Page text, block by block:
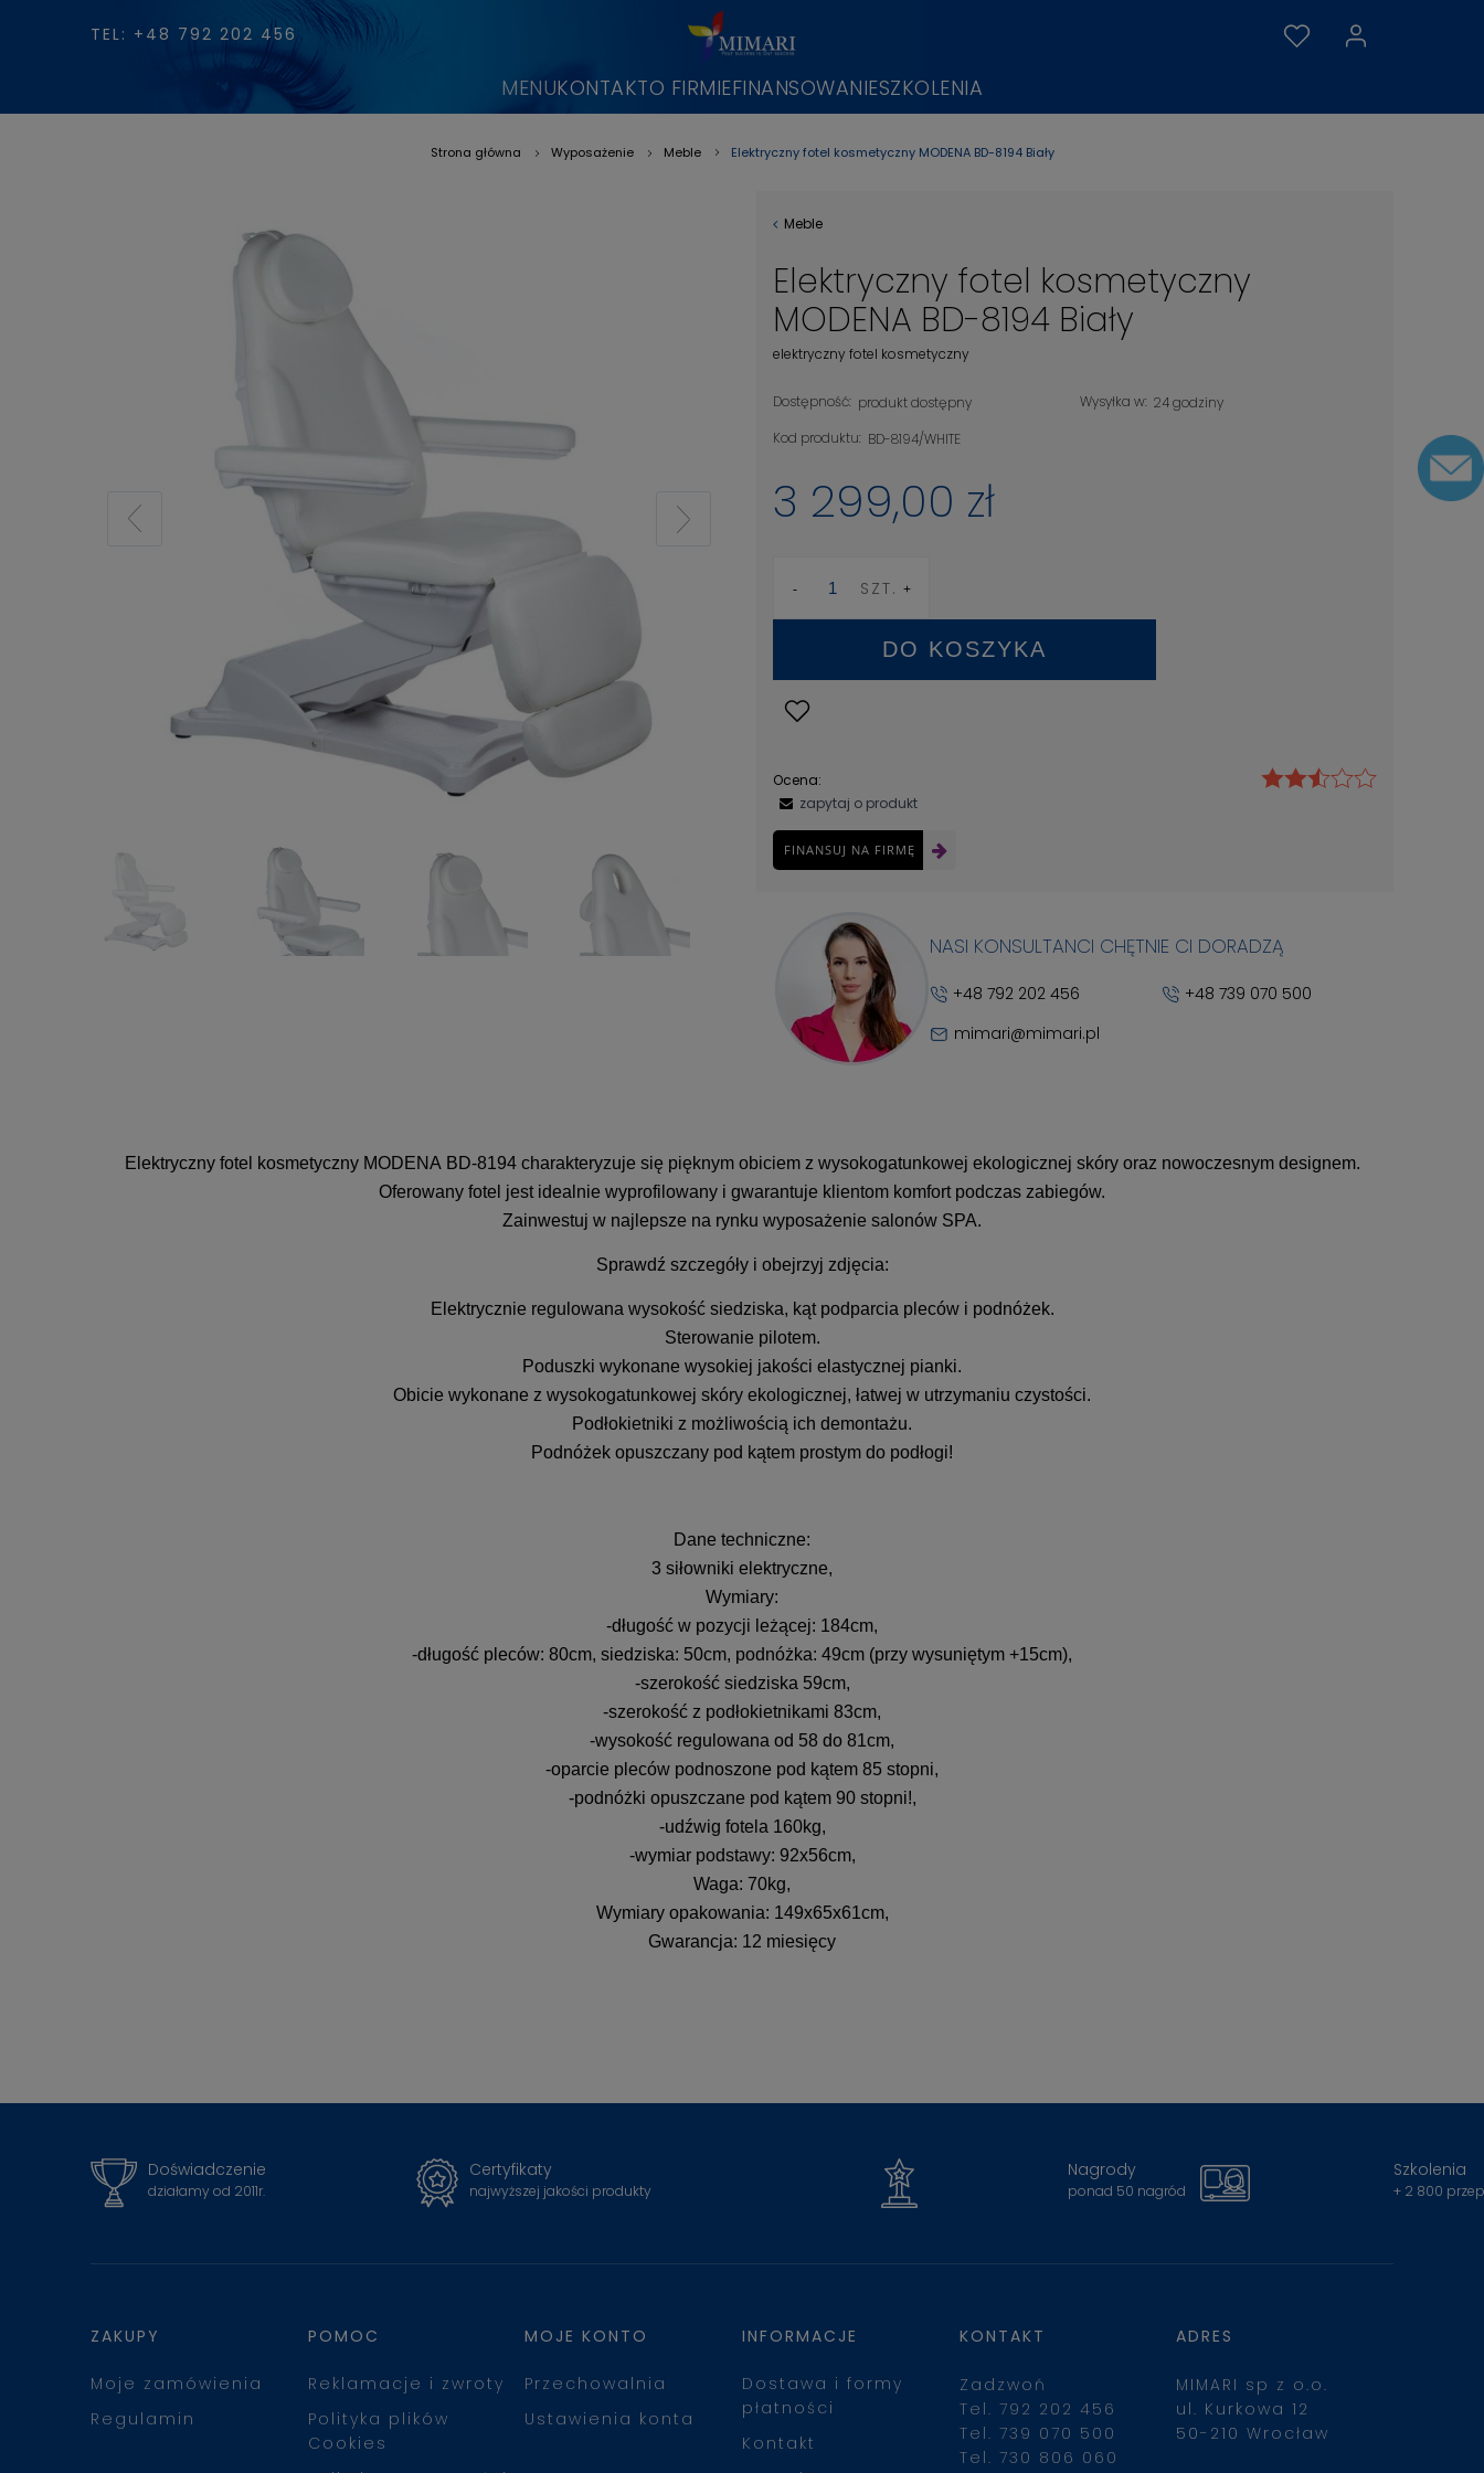
TEL: +48 792 202 456
MENUKONTAKTO FIRMIEFINANSOWANIESZKOLENIA
Strona główna Wyposażenie Meble Elektryczny fotel kosmetyczny MODENA BD-8194 Biały
Meble
Elektryczny fotel kosmetyczny
MODENA BD-8194 Biały
elektryczny fotel kosmetyczny
Dostępność: produkt dostępny Wysyłka w: 24 godziny
Kod produktu: BD-8194/WHITE
3 299,00 zł
SZT.
DO KOSZYKA
Ocena:
zapytaj o produkt
FINANSUJ NA FIRMĘ
NASI KONSULTANCI CHĘTNIE CI DORADZĄ
+48 792 202 456
+48 739 070 500
mimari@mimari.pl
Elektryczny fotel kosmetyczny MODENA BD-8194 charakteryzuje się pięknym obiciem z wysokogatunkowej ekologicznej skóry oraz nowoczesnym designem.
Oferowany fotel jest idealnie wyprofilowany i gwarantuje klientom komfort podczas zabiegów.
Zainwestuj w najlepsze na rynku wyposażenie salonów SPA.
Sprawdź szczegóły i obejrzyj zdjęcia:
Elektrycznie regulowana wysokość siedziska, kąt podparcia pleców i podnóżek.
Sterowanie pilotem.
Poduszki wykonane wysokiej jakości elastycznej pianki.
Obicie wykonane z wysokogatunkowej skóry ekologicznej, łatwej w utrzymaniu czystości.
Podłokietniki z możliwością ich demontażu.
Podnóżek opuszczany pod kątem prostym do podłogi!
Dane techniczne:
3 siłowniki elektryczne,
Wymiary:
-długość w pozycji leżącej: 184cm,
-długość pleców: 80cm, siedziska: 50cm, podnóżka: 49cm (przy wysuniętym +15cm),
-szerokość siedziska 59cm,
-szerokość z podłokietnikami 83cm,
-wysokość regulowana od 58 do 81cm,
-oparcie pleców podnoszone pod kątem 85 stopni,
-podnóżki opuszczane pod kątem 90 stopni!,
-udźwig fotela 160kg,
-wymiar podstawy: 92x56cm,
Waga: 70kg,
Wymiary opakowania: 149x65x61cm,
Gwarancja: 12 miesięcy
Doświadczenie
działamy od 2011r.
Certyfikaty
najwyższej jakości produkty
Nagrody
ponad 50 nagród
Szkolenia
+ 2 800
ZAKUPY
Moje zamówienia
Regulamin
POMOC
Reklamacje i zwroty
Polityka plików
Cookies
MOJE KONTO
Przechowalnia
Ustawienia konta
INFORMACJE
Dostawa i formy
płatności
Kontakt
KONTAKT
Zadzwoń
Tel. 792 202 456
Tel. 739 070 500
Tel. 730 806 060
ADRES
MIMARI sp z o.o.
ul. Kurkowa 12
50-210 Wrocław